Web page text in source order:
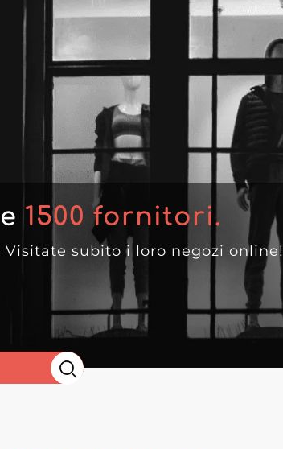
1500 fornitori.
Visitate subito i loro negozi online!